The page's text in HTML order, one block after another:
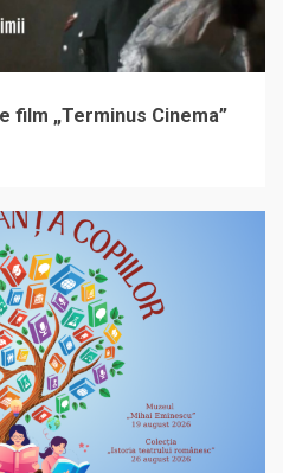
film „Terminus Cinema”